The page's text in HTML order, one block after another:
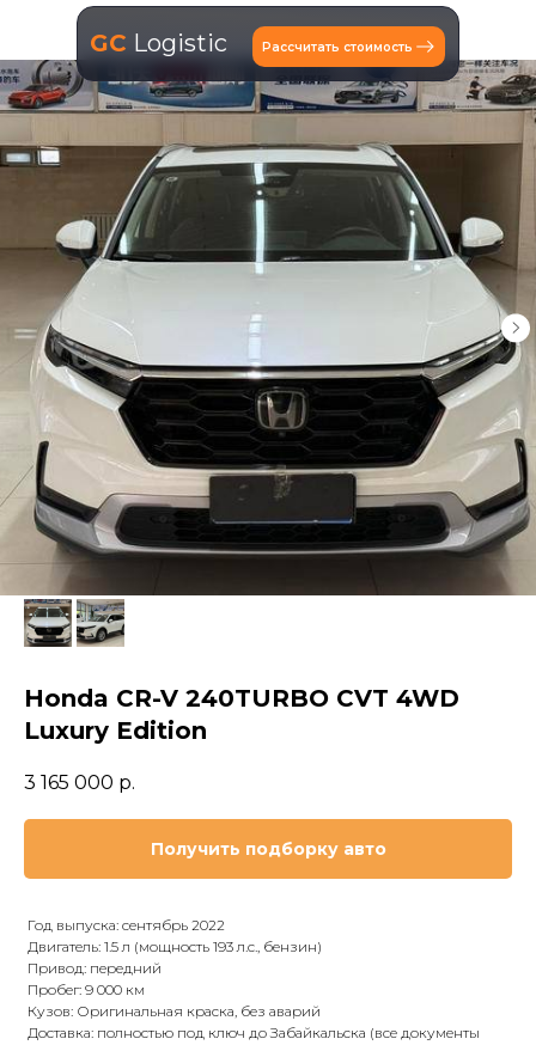
GC Logistic Рассчитать стоимость
Honda CR-V 240TURBO CVT 4WD
Luxury Edition
3 165 000 р.
Получить подборку авто
Год выпуска: сентябрь 2022
Двигатель: 1.5 л (мощность 193 л.с., бензин)
Привод: передний
Пробег: 9 000 км
Кузов: Оригинальная краска, без аварий
Доставка: полностью под ключ до Забайкальска (все документы